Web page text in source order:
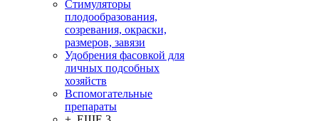
Стимуляторы
плодообразования,
созревания, окраски,
размеров, завязи
Удобрения фасовкой для
личных подсобных
хозяйств
Вспомогательные
препараты